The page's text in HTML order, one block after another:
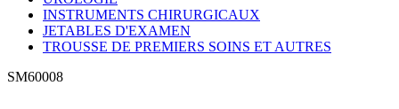
INSTRUMENTS CHIRURGICAUX
JETABLES D'EXAMEN
TROUSSE DE PREMIERS SOINS ET AUTRES
SM60008